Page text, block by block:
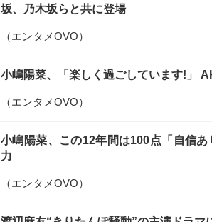
坂、乃木坂らと共に登場
（エンタメOVO）
小嶋陽菜、「楽しく過ごしています!」
（エンタメOVO）
小嶋陽菜、この12年間は100点「自信
力
（エンタメOVO）